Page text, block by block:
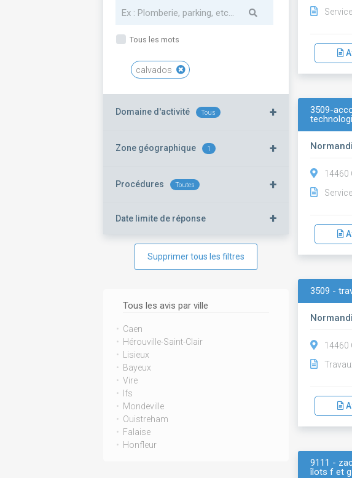
Tous les mots
calvados
Domaine d'activité Tous +
Zone géographique 1 +
Procédures Toutes +
Date limite de réponse +
Supprimer tous les filtres
Tous les avis par ville
Caen
Hérouville-Saint-Clair
Lisieux
Bayeux
Vire
Ifs
Mondeville
Ouistreham
Falaise
Honfleur
3509-
14460
3509 -
14460
9111 -
îlots f et g